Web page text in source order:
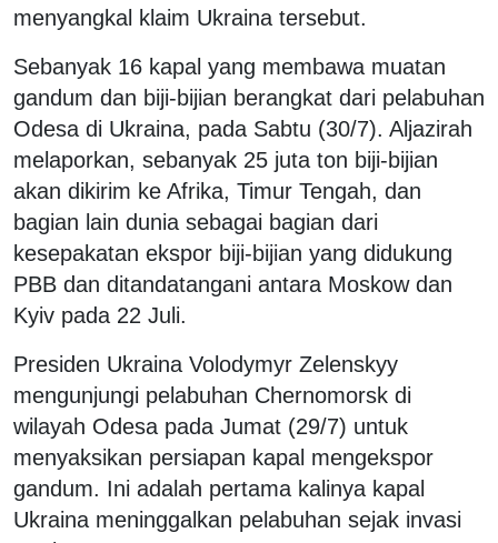
menyangkal klaim Ukraina tersebut.
Sebanyak 16 kapal yang membawa muatan
gandum dan biji-bijian berangkat dari pelabuhan
Odesa di Ukraina, pada Sabtu (30/7). Aljazirah
melaporkan, sebanyak 25 juta ton biji-bijian
akan dikirim ke Afrika, Timur Tengah, dan
bagian lain dunia sebagai bagian dari
kesepakatan ekspor biji-bijian yang didukung
PBB dan ditandatangani antara Moskow dan
Kyiv pada 22 Juli.
Presiden Ukraina Volodymyr Zelenskyy
mengunjungi pelabuhan Chernomorsk di
wilayah Odesa pada Jumat (29/7) untuk
menyaksikan persiapan kapal mengekspor
gandum. Ini adalah pertama kalinya kapal
Ukraina meninggalkan pelabuhan sejak invasi